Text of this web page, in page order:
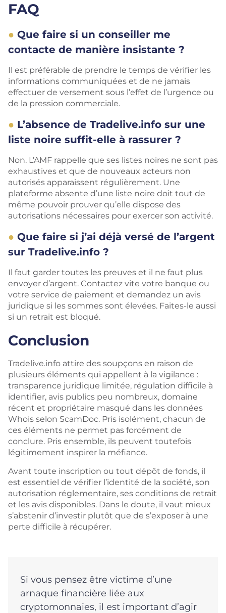
FAQ
Que faire si un conseiller me
contacte de manière insistante ?
Il est préférable de prendre le temps de vérifier les
informations communiquées et de ne jamais
effectuer de versement sous l’effet de l’urgence ou
de la pression commerciale.
L’absence de Tradelive.info sur une
liste noire suffit-elle à rassurer ?
Non. L’AMF rappelle que ses listes noires ne sont pas
exhaustives et que de nouveaux acteurs non
autorisés apparaissent régulièrement. Une
plateforme absente d’une liste noire doit tout de
même pouvoir prouver qu’elle dispose des
autorisations nécessaires pour exercer son activité.
Que faire si j’ai déjà versé de l’argent
sur Tradelive.info ?
Il faut garder toutes les preuves et il ne faut plus
envoyer d’argent. Contactez vite votre banque ou
votre service de paiement et demandez un avis
juridique si les sommes sont élevées. Faites-le aussi
si un retrait est bloqué.
Conclusion
Tradelive.info attire des soupçons en raison de
plusieurs éléments qui appellent à la vigilance :
transparence juridique limitée, régulation difficile à
identifier, avis publics peu nombreux, domaine
récent et propriétaire masqué dans les données
Whois selon ScamDoc. Pris isolément, chacun de
ces éléments ne permet pas forcément de
conclure. Pris ensemble, ils peuvent toutefois
légitimement inspirer la méfiance.
Avant toute inscription ou tout dépôt de fonds, il
est essentiel de vérifier l’identité de la société, son
autorisation réglementaire, ses conditions de retrait
et les avis disponibles. Dans le doute, il vaut mieux
s’abstenir d’investir plutôt que de s’exposer à une
perte difficile à récupérer.
Si vous pensez être victime d’une
arnaque financière liée aux
cryptomonnaies, il est important d’agir